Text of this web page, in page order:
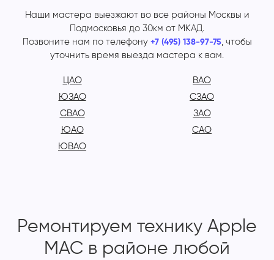
Наши мастера выезжают во все районы Москвы и
Подмосковья до 30км от МКАД.
Позвоните нам по телефону +7 (495) 138-97-75, чтобы
уточнить время выезда мастера к вам.
ЦАО
ЮЗАО
СВАО
ЮАО
ЮВАО
ВАО
СЗАО
ЗАО
САО
Ремонтируем технику Apple
MAC в районе любой